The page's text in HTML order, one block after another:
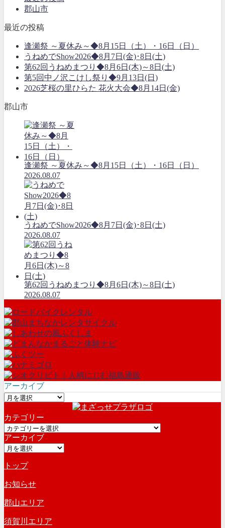
郡山市
最近の投稿
逢瀬祭 ～夏休み～◆8月15日（土）・16日（日）
うねめでShow2026◆8月7日(金)･8日(土)
第62回うねめまつり◆8月6日(木)～8日(土)
第5回中ノ沢こけし祭り◆9月13日(日)
2026芝桜の里ひらた 花火大会◆8月14日(金)
郡山市
逢瀬祭 ～夏休み～◆8月15日（土）・16日（日）
2026.08.07
うねめでShow2026◆8月7日(金)･8日(土)
2026.08.07
第62回うねめまつり◆8月6日(木)～8日(土)
2026.08.07
アーカイブ
ア
カ
イ
ブ
カテゴリー
カ
テ
ゴ
ー
アーカイブ
ア
カ
イ
ブ
トップ
お知らせ
郡山エリア
須賀川エリア